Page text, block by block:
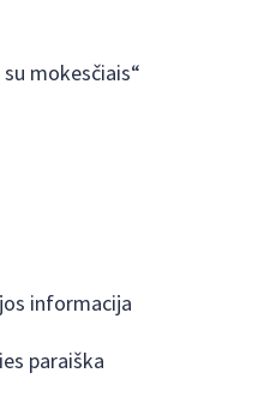
mokesčiais“
informacija
paraiška